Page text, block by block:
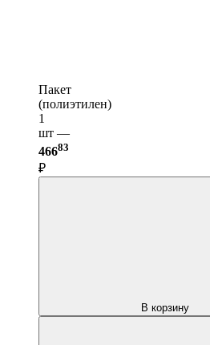
Пакет
(полиэтилен)
1
шт —
46683
₽
В корзину